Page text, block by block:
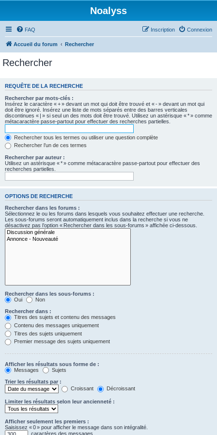
Noalyss
FAQ Connexion
Inscription
Accueil du forum Rechercher
Rechercher
REQUÊTE DE LA RECHERCHE
Rechercher par mots-clés :
Insérez le caractère « + » devant un mot qui doit être trouvé et « - » devant un mot qui
doit être ignoré. Insérez une liste de mots séparés entre des barres verticales
discontinues « | » si seul un des mots doit être trouvé. Utilisez un astérisque « * » comme
métacaractère passe-partout pour effectuer des recherches partielles.
Rechercher tous les termes ou utiliser une question complète
Rechercher l’un de ces termes
Rechercher par auteur :
Utilisez un astérisque « * » comme métacaractère passe-partout pour effectuer des
recherches partielles.
OPTIONS DE RECHERCHE
Rechercher dans les forums :
Sélectionnez le ou les forums dans lesquels vous souhaitez effectuer une recherche.
Les sous-forums seront automatiquement inclus dans la recherche si vous ne
désactivez pas l’option « Rechercher dans les sous-forums » affichée ci-dessous.
Rechercher dans les sous-forums :
Oui
Non
Rechercher dans :
Titres des sujets et contenu des messages
Contenu des messages uniquement
Titres des sujets uniquement
Premier message des sujets uniquement
Afficher les résultats sous forme de :
Messages
Sujets
Trier les résultats par :
Croissant
Décroissant
Limiter les résultats selon leur ancienneté :
Afficher seulement les premiers :
Saisissez « 0 » pour afficher le message dans son intégralité.
caractères des messages